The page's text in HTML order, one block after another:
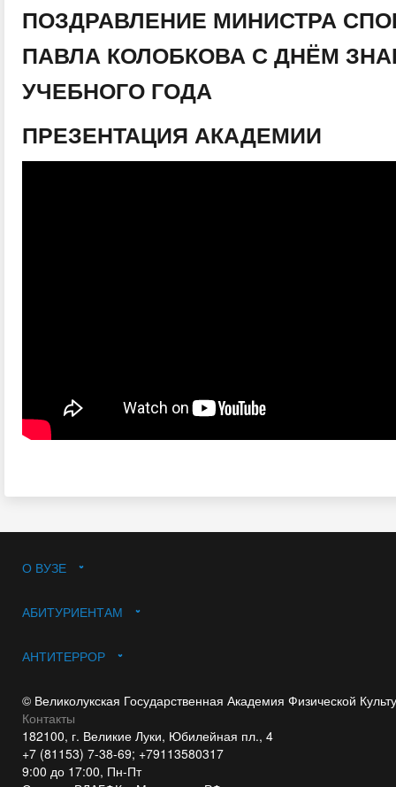
ПОЗДРАВЛЕНИЕ МИНИСТРА
ПАВЛА КОЛОБКОВА С ДНЁМ
УЧЕБНОГО ГОДА
ПРЕЗЕНТАЦИЯ АКАДЕМИИ
О ВУЗЕ
АБИТУРИЕНТАМ
АНТИТЕРРОР
© Великолукская Государственная Академия Физической
Контакты
182100, г. Великие Луки, Юбилейная пл., 4
+7 (81153) 7-38-69; +79113580317
9:00 до 17:00, Пн-Пт